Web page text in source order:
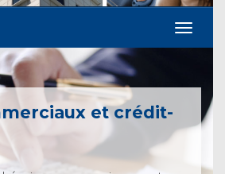
et crédit-